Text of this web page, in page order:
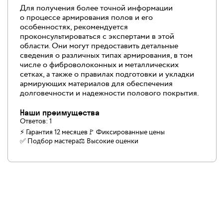
Для получения более точной информации
о процессе армирования полов и его
особенностях, рекомендуется
проконсультироваться с экспертами в этой
области. Они могут предоставить детальные
сведения о различных типах армирования, в том
числе о фиброволоконных и металлических
сетках, а также о правилах подготовки и укладки
армирующих материалов для обеспечения
долговечности и надежности полового покрытия.
Наши преимущества
Ответов: 1
⚡ Гарантия 12 месяцев🚩 Фиксированные цены
✅️ Подбор мастера⚖️ Высокие оценки